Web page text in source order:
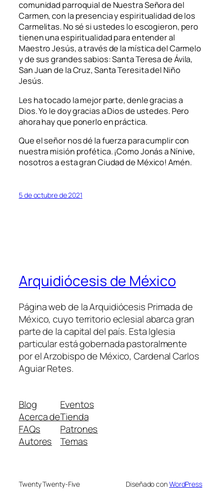
comunidad parroquial de Nuestra Señora del
Carmen, con la presencia y espiritualidad de los
Carmelitas. No sé si ustedes lo escogieron, pero
tienen una espiritualidad para entender al
Maestro Jesús, a través de la mística del Carmelo
y de sus grandes sabios: Santa Teresa de Ávila,
San Juan de la Cruz, Santa Teresita del Niño
Jesús.
Les ha tocado la mejor parte, denle gracias a
Dios. Yo le doy gracias a Dios de ustedes. Pero
ahora hay que ponerlo en práctica.
Que el señor nos dé la fuerza para cumplir con
nuestra misión profética. ¡Como Jonás a Nínive,
nosotros a esta gran Ciudad de México! Amén.
5 de octubre de 2021
Arquidiócesis de México
Página web de la Arquidiócesis Primada de
México, cuyo territorio eclesial abarca gran
parte de la capital del país. Esta Iglesia
particular está gobernada pastoralmente
por el Arzobispo de México, Cardenal Carlos
Aguiar Retes.
Blog
Acerca de
FAQs
Autores
Eventos
Tienda
Patrones
Temas
Twenty Twenty-Five Diseñado conWordPress